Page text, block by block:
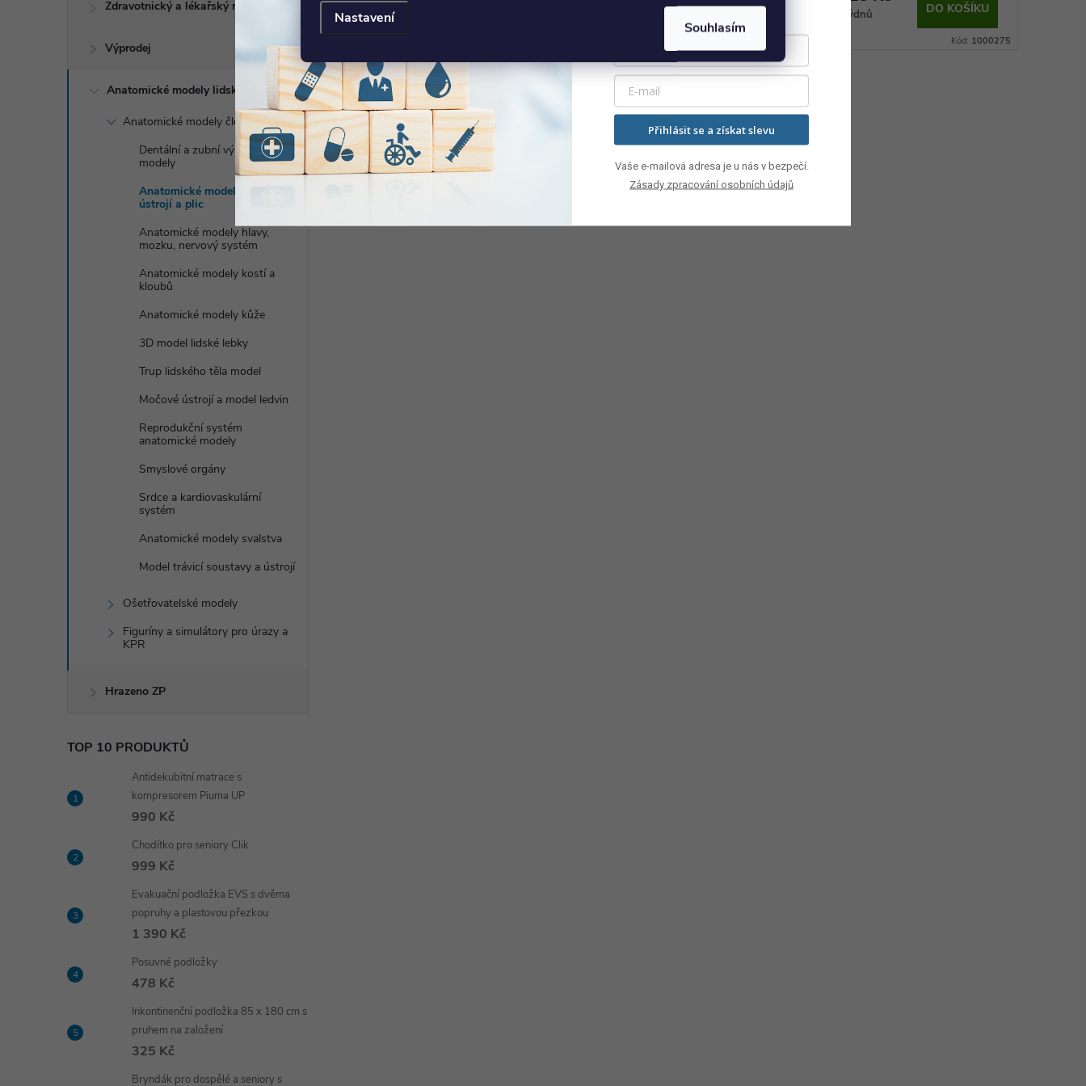
Nastavení
Souhlasím
Zdravotnický a lékařský nábytek
Výprodej
Anatomické modely lidského těla
Anatomické modely člověka
Dentální a zubní výukové
modely
Anatomické modely dýchací
ústrojí a plic
Anatomické modely hlavy,
mozku, nervový systém
Anatomické modely kostí a
kloubů
Anatomické modely kůže
3D model lidské lebky
Trup lidského těla model
Močové ústrojí a model ledvin
Reprodukční systém
anatomické modely
Smyslové orgány
Srdce a kardiovaskulární
systém
Anatomické modely svalstva
Model trávicí soustavy a ústrojí
Ošetřovatelské modely
Figuríny a simulátory pro úrazy a
KPR
Hrazeno ZP
TOP 10 PRODUKTŮ
Antidekubitní matrace s
kompresorem Piuma UP
990 Kč
Chodítko pro seniory Clik
999 Kč
Evakuační podložka EVS s dvěma
popruhy a plastovou přezkou
1 390 Kč
Posuvné podložky
478 Kč
Inkontinenční podložka 85 x 180 cm s
pruhem na založení
325 Kč
Bryndák pro dospělé a seniory s
DO KOŠÍKU
1001243
8-10 týdnů DO KOŠÍKU 8-10 týdnů DO KOŠÍKU 8-10 týdnů DO KOŠÍKU
Kód: 1000275
Přihlásit se a získat slevu
Vaše e-mailová adresa je u nás v bezpečí.
Zásady zpracování osobních údajů